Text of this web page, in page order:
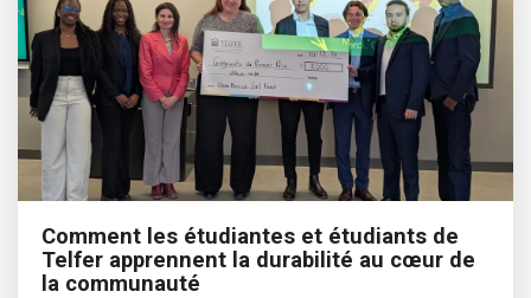
Comment les étudiantes et étudiants de
Telfer apprennent la durabilité au cœur de
la communauté